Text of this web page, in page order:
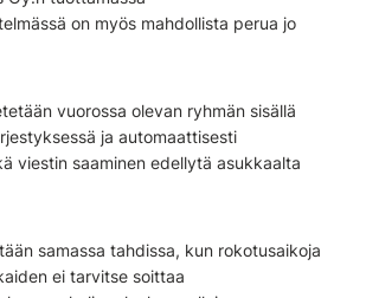
on myös mahdollista perua jo
vuorossa olevan ryhmän sisällä
ja automaattisesti
viestin saaminen edellytä asukkaalta
samassa tahdissa, kun rokotusaikoja
ei tarvitse soittaa